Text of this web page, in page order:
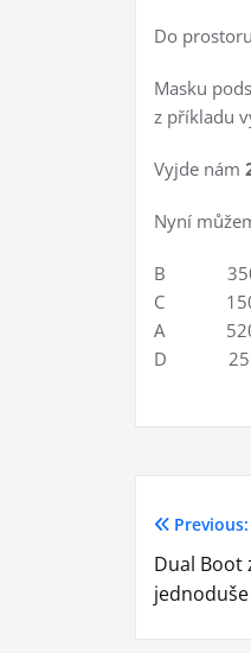
Do
Masku
z příkladu
Vyjde nám
Nyní
B 3500
C 1500
A 520
D 255
pro
Previous:
Dual Boot
jednoduše